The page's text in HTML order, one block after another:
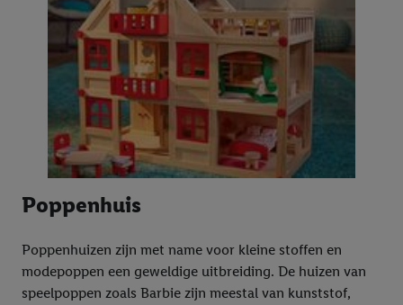
Poppenhuis
Poppenhuizen zijn met name voor kleine stoffen en
modepoppen een geweldige uitbreiding. De huizen van
speelpoppen zoals Barbie zijn meestal van kunststof,